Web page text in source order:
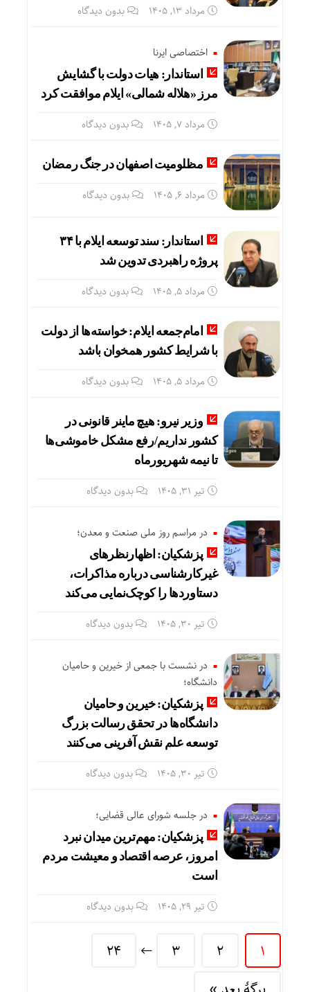
بورس تهران چگونه از ریزش به رکوردشکنی
رضایی: یک درصد بودجه فوتبال را به
مرداد ۱۳, ۱۴۰۵ بدون دیدگاه
اختصاصی ایرنا
استاندار: هیات دولت با گشایش
مرز «هلاله شمالی» ایلام موافقت کرد
مرداد ۷, ۱۴۰۵ بدون دیدگاه
مظلومیت اصفهان در جنگ رمضان
مرداد ۶, ۱۴۰۵ بدون دیدگاه
استاندار: سند توسعه ایلام با ۳۴
پروژه راهبردی تدوین شد
مرداد ۵, ۱۴۰۵ بدون دیدگاه
امام‌جمعه ایلام: خواسته‌ها از دولت
با شرایط کشور همخوان باشد
مرداد ۵, ۱۴۰۵ بدون دیدگاه
وزیر نیرو: هیچ ماینر قانونی در
کشور نداریم/رفع مشکل خاموشی‌ها
تا نیمه شهریورماه
تیر ۳۱, ۱۴۰۵ بدون دیدگاه
در مراسم روز ملی صنعت و معدن؛
پزشکیان: اظهارنظرهای
غیرکارشناسی درباره مذاکرات،
دستاوردها را کوچک‌نمایی می‌کند
تیر ۳۰, ۱۴۰۵ بدون دیدگاه
در نشست با جمعی از خیرین و حامیان
دانشگاه؛
پزشکیان: خیرین و حامیان
دانشگاه‌ها در تحقق رسالت بزرگ
توسعه علم نقش‌ آفرینی می‌کنند
تیر ۳۰, ۱۴۰۵ بدون دیدگاه
در جلسه شورای عالی قضایی؛
پزشکیان: مهم‌ترین میدان نبرد
امروز، عرصه اقتصاد و معیشت مردم
است
تیر ۲۹, ۱۴۰۵ بدون دیدگاه
1
2
3
24